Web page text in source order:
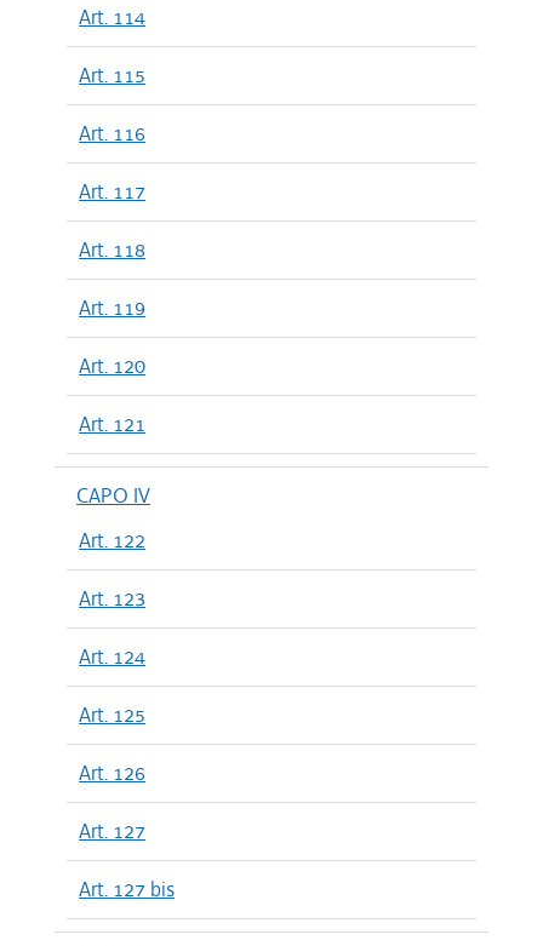
Art. 114
Art. 115
Art. 116
Art. 117
Art. 118
Art. 119
Art. 120
Art. 121
CAPO IV
Art. 122
Art. 123
Art. 124
Art. 125
Art. 126
Art. 127
Art. 127 bis